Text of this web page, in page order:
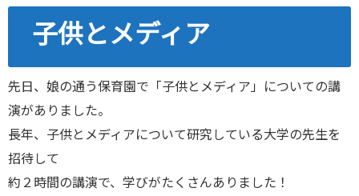
子供とメディア
先日、娘の通う保育園で「子供とメディア」についての講
演がありました。
長年、子供とメディアについて研究している大学の先生を
招待して
約２時間の講演で、学びがたくさんありました！